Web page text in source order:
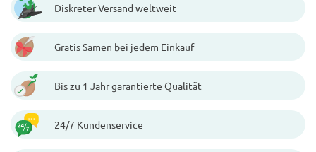
Diskreter Versand weltweit
Gratis Samen bei jedem Einkauf
Bis zu 1 Jahr garantierte Qualität
24/7 Kundenservice